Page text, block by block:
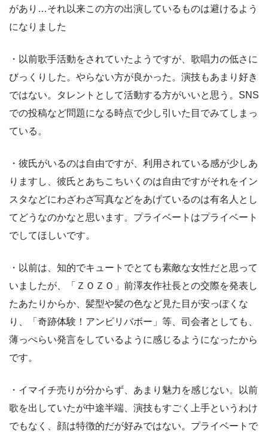
があり…それ以来この方の出演しているものは避けるよう
になりました
・以前歌手活動をされていたようですが、歌唱力の低さに
びっくりした。やらない方が良かった。演技もあまり好き
ではない。タレントとして活動する方がいいと思う。SNS
での投稿など問題になる時点で少し引いた目でみてしまっ
ている。
・彼氏がいるのは自由ですが、利用されている感が少しあ
りますし、彼氏とあちこちいくのは自由ですがそれをイン
スタなどにわざわざ写真などをあげているのは有名人とし
てどうなのかなと思います。プライベートはプライベート
でしてほしいです。
・以前は、知的でキュートでとても素敵な女性だと思って
いましたが、「ＺＯＺＯ」前澤友作社長との交際を発表し
たあたりからか、髪型や髪の色など見た目が安っぽくな
り、「奇跡体験！アンビリバボー」等、司会者としても、
薄っぺらい発言をしているように感じるようになったから
です。
・イマイチ売りが分からず、あまり魅力を感じない。以前
歌を出していたが中途半端、演技もすごく上手というわけ
でもなく、顔は特徴的だが好みではない。プライベートで